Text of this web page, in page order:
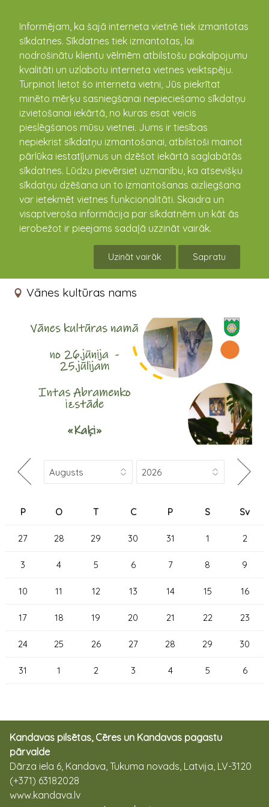
Informējam, ka šajā interneta vietnē tiek izmantotas
sīkdatnes. Sīkdatnes tiek izmantotas, lai
nodrošinātu klientu vēlmēm atbilstošu pakalpojumu
kvalitāti un uzlabotu interneta vietnes veiktspēju.
Turpinot lietot šo interneta vietni, Jūs piekrītat
minēto mērķu sasniegšanai nepieciešamo sīkdatņu
izvietošanai iekārtā, no kuras esat veicis
pieslēgšanos mūsu vietnei. Jums ir tiesības
nepiekrist sīkdatņu izmantošanai, atbilstoši mainot
pārlūka iestatījumus un dzēšot iekārtā saglabātās
sīkdatnes. Lūdzu pievērsiet uzmanību, ka atsevišķu
sīkdatņu dzēšana un to izmantošanas aizliegšana
var ietekmēt vietnes funkcionalitāti. Skaidra un
visaptveroša informācija par sīkdatnēm un kāt ās
ierobežot ir pieejams sadaļā uzzināt vairāk.
Uzināt vairāk Sapratu
kandava.lv
PASĀKUMU
KALENDĀRS
Intas Abramenko izstāde
26.06.2023 - 25.07.2023
Vānes kultūras nams
P O T C P S Sv
27 28 29 30 31 1 2
3 4 5 6 7 8 9
10 11 12 13 14 15 16
17 18 19 20 21 22 23
24 25 26 27 28 29 30
31 1 2 3 4 5 6
Kandavas pilsētas, Cēres un Kandavas pagastu
pārvalde
Dārza iela 6, Kandava, Tukuma novads, Latvija, LV-3120
(+371) 63182028
www.kandava.lv